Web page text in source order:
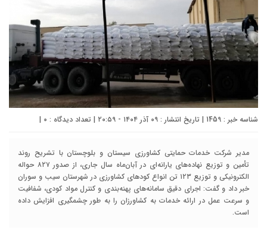
شناسه خبر : 1459 | تاریخ انتشار : ۰۹ آذر ۱۴۰۴ - ۲۰:۵۹ | تعداد دیدگاه : ۰ |
مدیر شرکت خدمات حمایتی کشاورزی سیستان و بلوچستان با تشریح روند
تأمین و توزیع نهاده‌های یارانه‌ای در آبان‌ماه سال جاری، از صدور ۸۲۷ حواله
الکترونیکی و توزیع ۱۲۳ تن انواع کودهای کشاورزی در شهرستان سیب و سوران
خبر داد و گفت: اجرای دقیق سامانه‌های پهنه‌بندی و کنترل مواد کودی، شفافیت
و سرعت عمل در ارائه خدمات به کشاورزان را به طور چشمگیری افزایش داده
است.